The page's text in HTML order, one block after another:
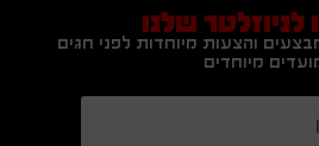
שלנו
והצעות מיוחדות לפני חגים
מיוחדים